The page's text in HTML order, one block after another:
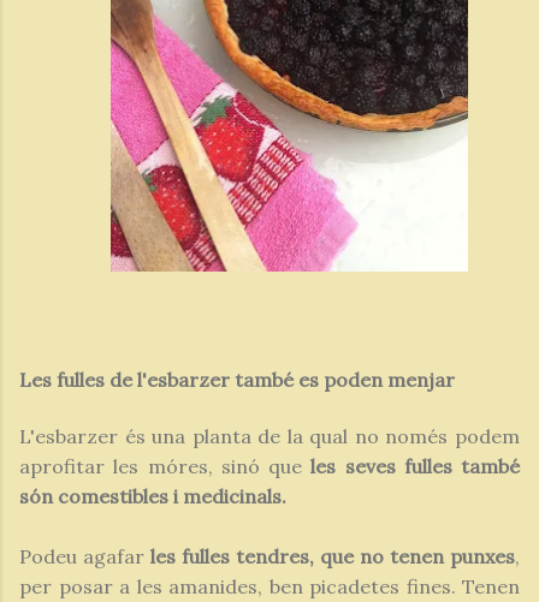
Les fulles de l'esbarzer també es poden menjar
L'esbarzer és una planta de la qual no només podem
aprofitar les móres, sinó queles seves fulles també
són comestibles i medicinals.
Podeu agafar les fulles tendres, que no tenen punxes,
per posar a les amanides, ben picadetes fines. Tenen